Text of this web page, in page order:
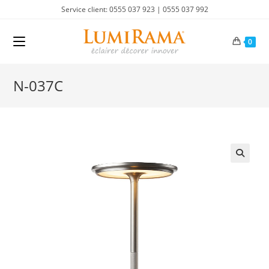
content
Service client: 0555 037 923 | 0555 037 992
0
N-037C